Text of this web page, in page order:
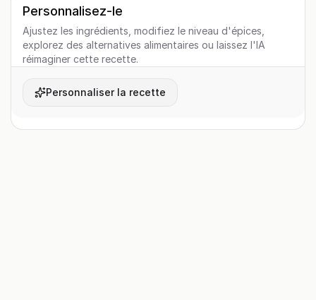
Personnalisez-le
Ajustez les ingrédients, modifiez le niveau d'épices,
explorez des alternatives alimentaires ou laissez l'IA
réimaginer cette recette.
Personnaliser la recette